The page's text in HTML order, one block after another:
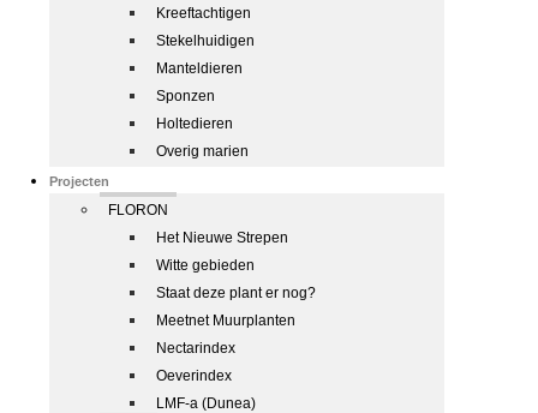
Kreeftachtigen
Stekelhuidigen
Manteldieren
Sponzen
Holtedieren
Overig marien
Projecten
FLORON
Het Nieuwe Strepen
Witte gebieden
Staat deze plant er nog?
Meetnet Muurplanten
Nectarindex
Oeverindex
LMF-a (Dunea)